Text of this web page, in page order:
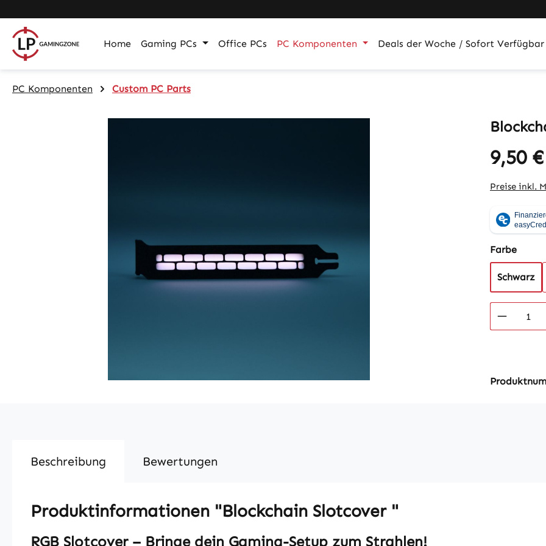
Home Gaming PCs Office PCs PC Komponenten Deals der Woche / Sofort Verfügbar
PC Komponenten Custom PC Parts
Regulärer
9,50 €
Preise inkl.
Farbe
Schwarz
Beschreibung Bewertungen
Produktinformationen "Blockchain Slotcover "
RGB Slotcover – Bringe dein Gaming-Setup zum Strahlen!